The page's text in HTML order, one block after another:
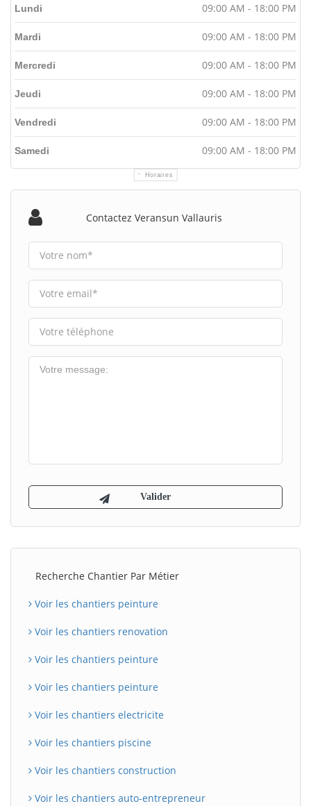
Horaires
Lundi 09:00 AM - 18:00 PM
Mardi 09:00 AM - 18:00 PM
Mercredi 09:00 AM - 18:00 PM
Jeudi 09:00 AM - 18:00 PM
Vendredi 09:00 AM - 18:00 PM
Samedi 09:00 AM - 18:00 PM
Contactez Veransun Vallauris
Recherche Chantier Par Métier
Voir les chantiers peinture
Voir les chantiers renovation
Voir les chantiers peinture
Voir les chantiers peinture
Voir les chantiers electricite
Voir les chantiers piscine
Voir les chantiers construction
Voir les chantiers auto-entrepreneur